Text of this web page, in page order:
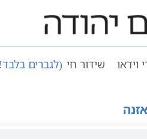
וידאו שידור חי (לגברים
עמוד ראשי
| חלק א, הסתכלות פנימית | אות ח – יא | סולם יהודה